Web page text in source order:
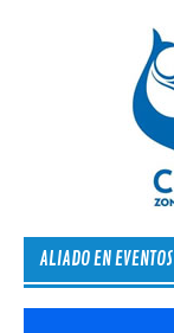
ALIADO EN EVENTOS